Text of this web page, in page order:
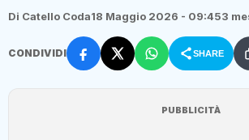
Di Catello Coda18 Maggio 2026 - 09:453
CONDIVIDI SHARE
PUBBLICITÀ